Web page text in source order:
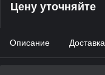
Цену уточняйте
Описание Доставка